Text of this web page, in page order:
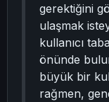
gerektiğini
ulaşmak
kullanıcı
önünde
büyük bir
rağmen,